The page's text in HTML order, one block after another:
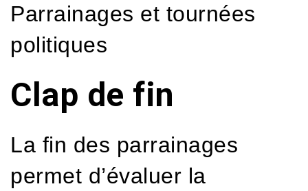
Parrainages et tournées
politiques
Clap de fin
La fin des parrainages
permet d’évaluer la